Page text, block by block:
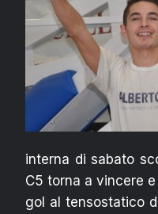
interna di sabato
C5 torna a vincere
gol al tensostatico